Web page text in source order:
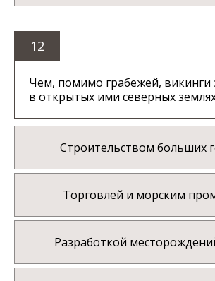
12
Чем, помимо грабежей, викинги
в открытых ими северных
Строительством больших
Торговлей и морским
Разработкой